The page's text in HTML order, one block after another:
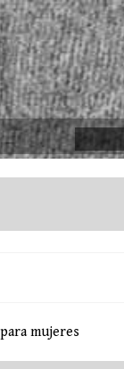
mujeres